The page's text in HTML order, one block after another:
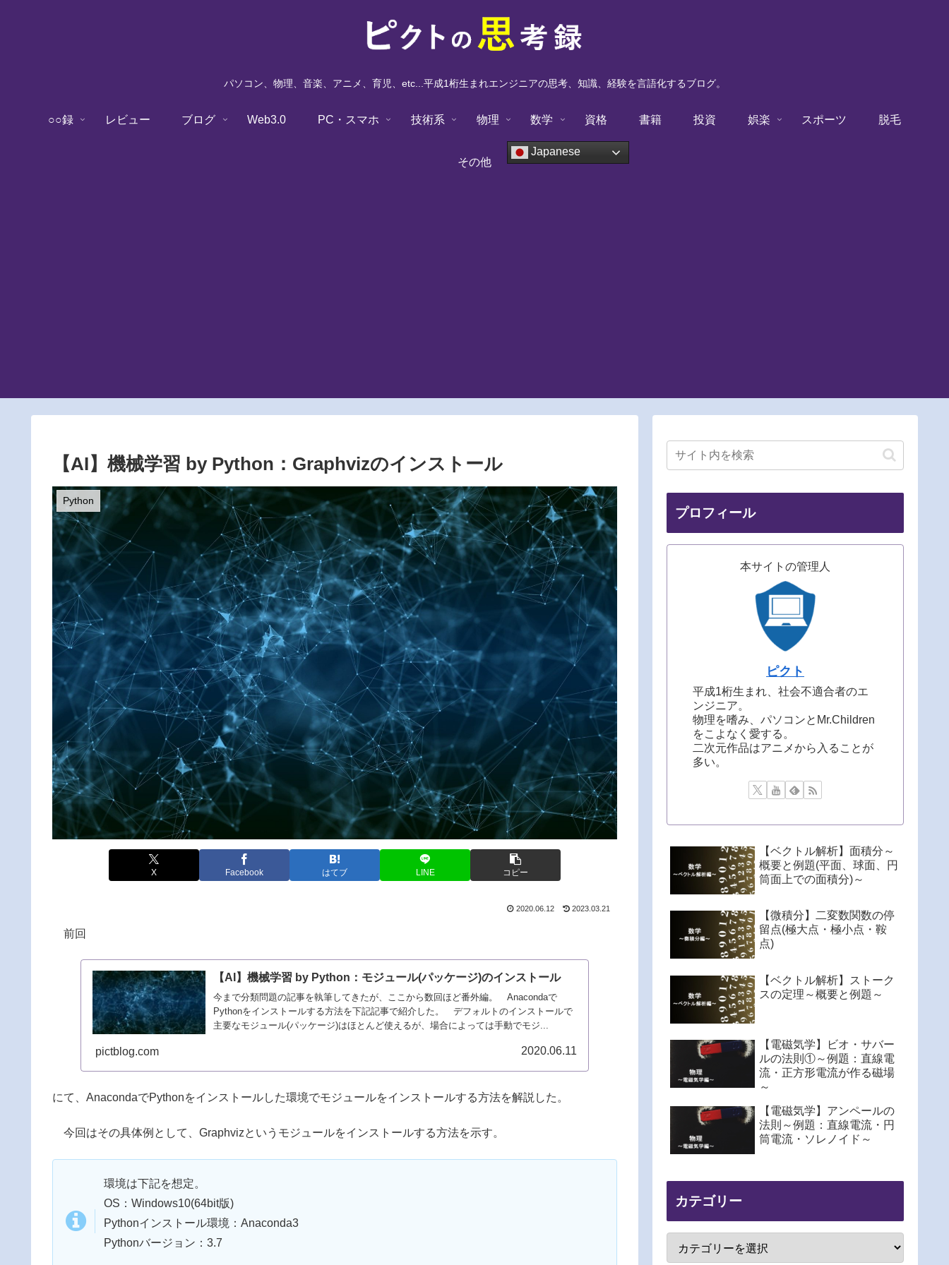
パソコン、物理、音楽、アニメ、育児、etc...平成1桁生まれエンジニアの思考、知識、経験を言語化するブログ。
○○録 レビュー ブログ Web3.0 PC・スマホ 技術系 物理 数学 資格 書籍 投資 娯楽 スポーツ 脱毛
その他
Japanese
【AI】機械学習 by Python：Graphvizのインストール
Python
X Facebook はてブ LINE コピー
2020.06.12 2023.03.21
前回
【AI】機械学習 by Python：モジュール(パッケージ)のインストール
今まで分類問題の記事を執筆してきたが、ここから数回ほど番外編。 Anacondaで
Pythonをインストールする方法を下記記事で紹介した。 デフォルトのインストールで
主要なモジュール(パッケージ)はほとんど使えるが、場合によっては手動でモジ...
pictblog.com 2020.06.11
にて、AnacondaでPythonをインストールした環境でモジュールをインストールする方法を解説した。
今回はその具体例として、Graphvizというモジュールをインストールする方法を示す。
環境は下記を想定。
OS：Windows10(64bit版)
Pythonインストール環境：Anaconda3
Pythonバージョン：3.7
プロフィール
本サイトの管理人
ピクト
平成1桁生まれ、社会不適合者のエ
ンジニア。
物理を嗜み、パソコンとMr.Children
をこよなく愛する。
二次元作品はアニメから入ることが
多い。
【ベクトル解析】面積分～
概要と例題(平面、球面、円
筒面上での面積分)～
【微積分】二変数関数の停
留点(極大点・極小点・鞍
点)
【ベクトル解析】ストーク
スの定理～概要と例題～
【電磁気学】ビオ・サバー
ルの法則①～例題：直線電
流・正方形電流が作る磁場
～
【電磁気学】アンペールの
法則～例題：直線電流・円
筒電流・ソレノイド～
カテゴリー